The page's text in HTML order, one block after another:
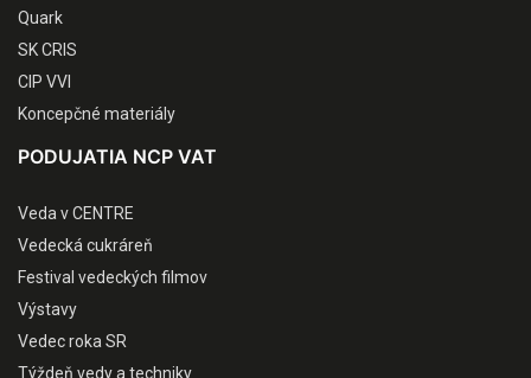
Quark
SK CRIS
CIP VVI
Koncepčné materiály
PODUJATIA NCP VAT
Veda v CENTRE
Vedecká cukráreň
Festival vedeckých filmov
Výstavy
Vedec roka SR
Týždeň vedy a techniky